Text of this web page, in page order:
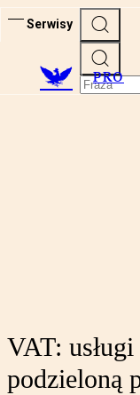
Serwisy
PRO
VAT:
podzieloną